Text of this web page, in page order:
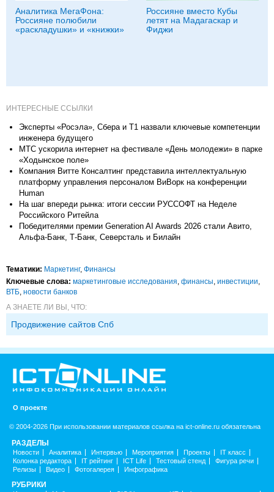
Аналитика МегаФона:
Россияне полюбили
«раскладушки» и «книжки»
Россияне вместо Кубы
летят на Мадагаскар и
Фиджи
ИНТЕРЕСНЫЕ ССЫЛКИ
Эксперты «Росэла», Сбера и Т1 назвали ключевые компетенции
инженера будущего
МТС ускорила интернет на фестивале «День молодежи» в парке
«Ходынское поле»
Компания Витте Консалтинг представила интеллектуальную
платформу управления персоналом ВиВорк на конференции
Human
На шаг впереди рынка: итоги сессии РУССОФТ на Неделе
Российского Ритейла
Победителями премии Generation AI Awards 2026 стали Авито,
Альфа-Банк, Т-Банк, Северсталь и Билайн
Тематики: Маркетинг, Финансы
Ключевые слова: маркетинговые исследования, финансы, инвестиции,
ВТБ, новости банков
А ЗНАЕТЕ ЛИ ВЫ, ЧТО:
Продвижение сайтов Спб
О проекте
© 2004-2026 При использовании материалов ссылка на ict-online.ru обязательна
РАЗДЕЛЫ
Новости Аналитика Интервью Мероприятия Проекты
IT класс
Колонка редактора
IT рейтинг ICT Life Тестовый стенд
Фигура речи
Релизы
Видео Фотогалерея Инфографика
РУБРИКИ